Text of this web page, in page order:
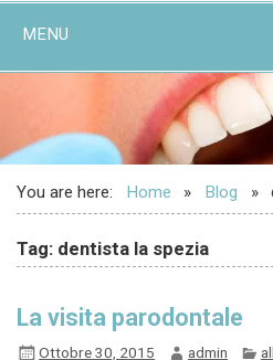
MENU
You are here: Home Blog
Tag: dentista la spezia
La visita parodontale
Ottobre 30, 2015 admin